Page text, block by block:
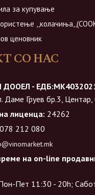
за купување
ценовник
СО НАС
-
Даме Груев бр.3, Центар,
лиценца: 24262
078 212 080
на on-line
Пет 11:30 - 20h;